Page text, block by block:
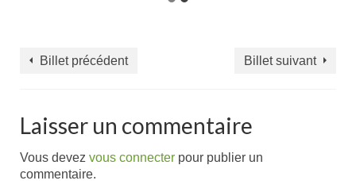
Billet précédent Billet suivant
Laisser un commentaire
Vous devez vous connecter pour publier un
commentaire.